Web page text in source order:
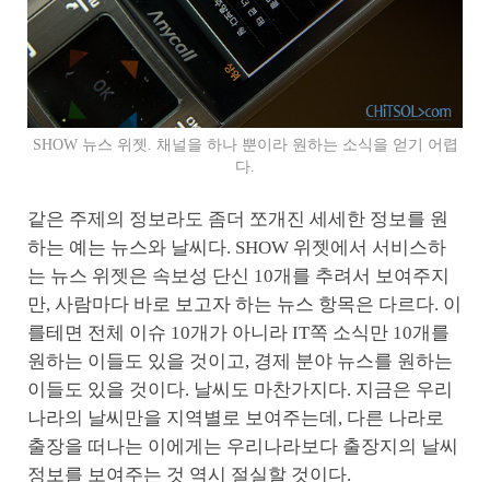
SHOW 뉴스 위젯. 채널을 하나 뿐이라 원하는 소식을 얻기 어렵
다.
같은 주제의 정보라도 좀더 쪼개진 세세한 정보를 원
하는 예는 뉴스와 날씨다. SHOW 위젯에서 서비스하
는 뉴스 위젯은 속보성 단신 10개를 추려서 보여주지
만, 사람마다 바로 보고자 하는 뉴스 항목은 다르다. 이
를테면 전체 이슈 10개가 아니라 IT쪽 소식만 10개를
원하는 이들도 있을 것이고, 경제 분야 뉴스를 원하는
이들도 있을 것이다. 날씨도 마찬가지다. 지금은 우리
나라의 날씨만을 지역별로 보여주는데, 다른 나라로
출장을 떠나는 이에게는 우리나라보다 출장지의 날씨
정보를 보여주는 것 역시 절실할 것이다.